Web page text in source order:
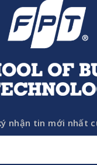
nhận tin mới nhất